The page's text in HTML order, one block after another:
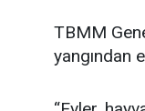
TBMM
yangından